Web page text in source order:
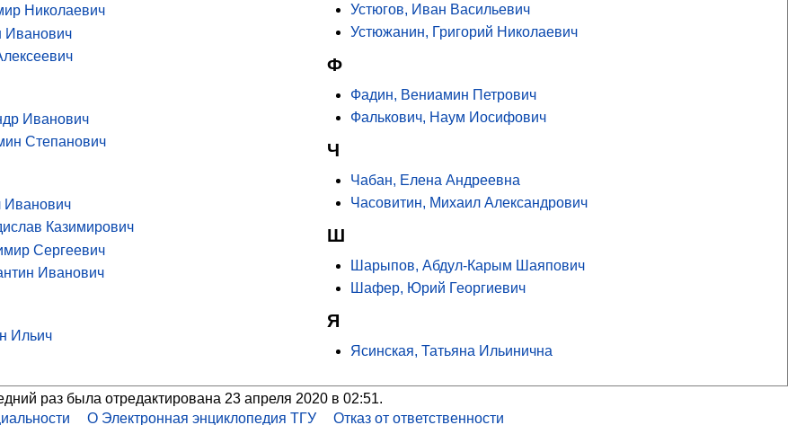
Николаевич
Иванович
Иванович
Степанович
Иванович
Казимирович
Сергеевич
Иванович
Ильич
Устюгов, Иван Васильевич
Устюжанин, Григорий Николаевич
Ф
Фадин, Вениамин Петрович
Фалькович, Наум Иосифович
Ч
Чабан, Елена Андреевна
Часовитин, Михаил Александрович
Ш
Шарыпов, Абдул-Карым Шаяпович
Шафер, Юрий Георгиевич
Я
Ясинская, Татьяна Ильинична
раз была отредактирована 23 апреля 2020 в 02:51.
О Электронная энциклопедия ТГУ Отказ от ответственности